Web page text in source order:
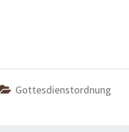
Gottesdienstordnung